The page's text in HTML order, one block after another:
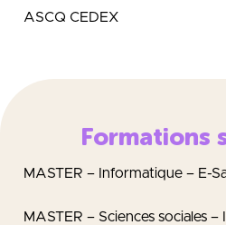
ASCQ CEDEX
Formations
MASTER – Informatique – E-
MASTER – Sciences sociales